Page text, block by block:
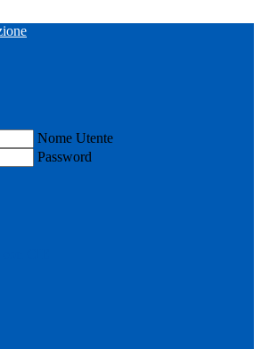
Nome Utente
Password